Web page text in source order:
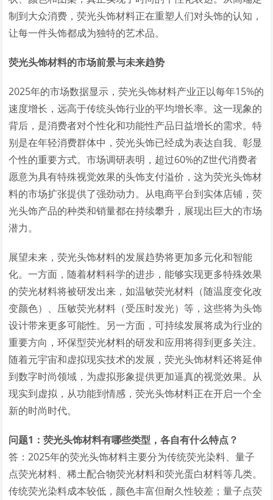
制到大众消费，荧光头饰材料正在重塑人们对头饰的认知，
让每一件头饰都成为独特的艺术品。
荧光头饰材料的市场前景与未来趋势
2025年的市场数据显示，荧光头饰材料产业正以每年15%的
速度增长，远高于传统头饰行业的平均增长率。这一现象的
背后，是消费者对个性化和功能性产品日益增长的需求。特
别是在年轻消费群体中，荧光头饰已经成为表达自我、彰显
个性的重要方式。市场调研表明，超过60%的Z世代消费者
愿意为具有特殊视觉效果的头饰支付溢价，这为荧光头饰材
料的市场扩张提供了强劲动力。从电商平台到实体店铺，荧
光头饰产品的种类和销量都在持续攀升，展现出巨大的市场
潜力。
展望未来，荧光头饰材料的发展趋势将更加多元化和智能
化。一方面，随着材料科学的进步，能够实现更多特殊效果
的荧光材料将被研发出来，如温敏荧光材料（随温度变化改
变颜色）、压敏荧光材料（受压时发光）等，这些将为头饰
设计带来更多可能性。另一方面，可持续发展将成为行业的
重要方向，环保型荧光材料的研发和应用将得到更多关注。
随着元宇宙和虚拟现实技术的发展，荧光头饰材料还将延伸
到数字时尚领域，为虚拟形象提供更加逼真的视觉效果。从
现实到虚拟，从功能到情感，荧光头饰材料正在开启一个全
新的时尚时代。
问题1：荧光头饰材料有哪些类型，各自有什么特点？
答：2025年的荧光头饰材料主要分为传统荧光染料、量子
点荧光材料、稀土配合物荧光材料和荧光蛋白材料等几类。
传统荧光染料成本较低，颜色丰富但耐久性较差；量子点荧